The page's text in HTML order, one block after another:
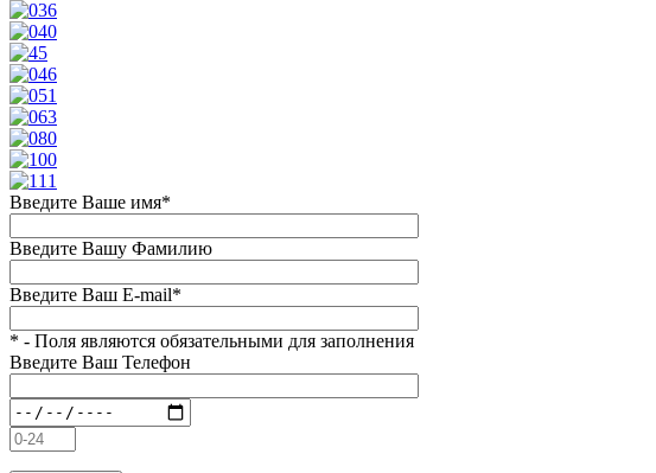
Введите Ваше имя*
Введите Вашу Фамилию
Введите Ваш E-mail*
* - Поля являются обязательными для заполнения
Введите Ваш Телефон